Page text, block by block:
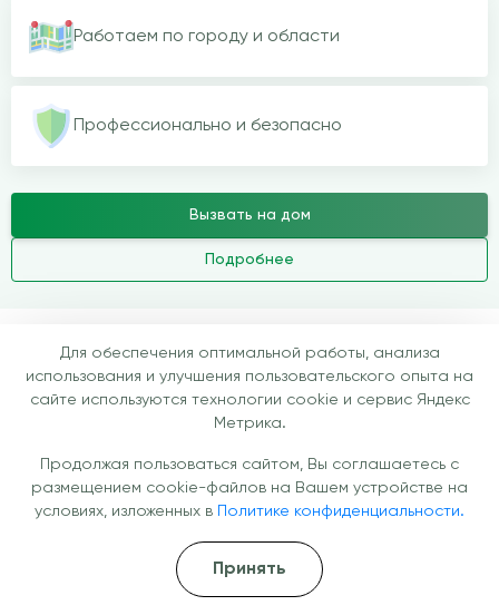
Работаем по городу и области
Профессионально и безопасно
Вызвать на дом
Подробнее
Как проходит процедура
Первичная оценка состояния
Врач уточняет жалобы, анамнез и цели
процедуры, измеряет давление, пульс и
уровень кислорода в крови
Это позволяет безопасно подобрать
Для обеспечения оптимальной работы, анализа
использования и улучшения пользовательского опыта на
сайте используются технологии cookie и сервис Яндекс
Метрика.
Продолжая пользоваться сайтом, Вы соглашаетесь с
размещением cookie-файлов на Вашем устройстве на
условиях, изложенных в
Политике конфиденциальности.
Принять